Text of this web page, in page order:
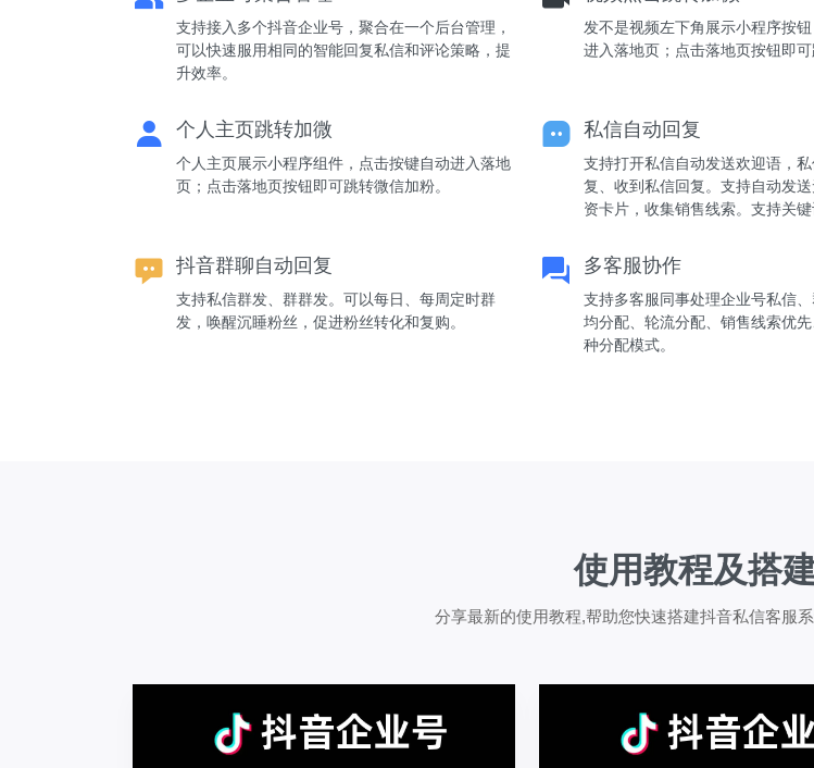
支持接入多个抖音企业号，聚合在一个后台管理，
可以快速服用相同的智能回复私信和评论策略，提
升效率。
发不是视频左下角展示小程序按
进入落地页；点击落地页按钮即可
个人主页跳转加微
个人主页展示小程序组件，点击按键自动进入落地
页；点击落地页按钮即可跳转微信加粉。
私信自动回复
支持打开私信自动发送欢迎语，
复、收到私信回复。支持自动发
资卡片，收集销售线索。支持关键
抖音群聊自动回复
支持私信群发、群群发。可以每日、每周定时群
发，唤醒沉睡粉丝，促进粉丝转化和复购。
多客服协作
支持多客服同事处理企业号私信
均分配、轮流分配、销售线索优
种分配模式。
使用教程及搭
分享最新的使用教程,帮助您快速搭建抖音私信客服